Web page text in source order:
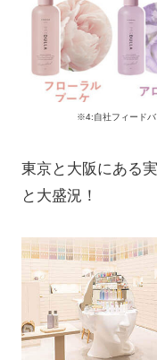
※4:自社フィード
東京と大阪にある
と大盛況！